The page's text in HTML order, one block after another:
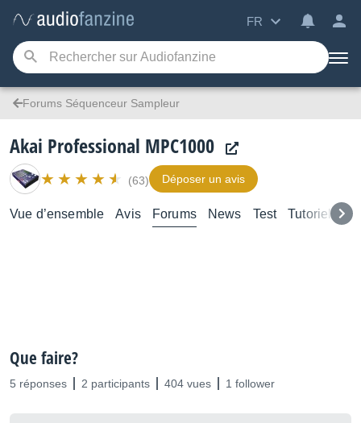
FR
Forums Séquenceur Sampleur
Akai Professional MPC1000
(63) Déposer un avis
Vue d’ensemble Avis Forums News Test Tutoriels
Que faire?
5 réponses 2 participants 404 vues 1 follower